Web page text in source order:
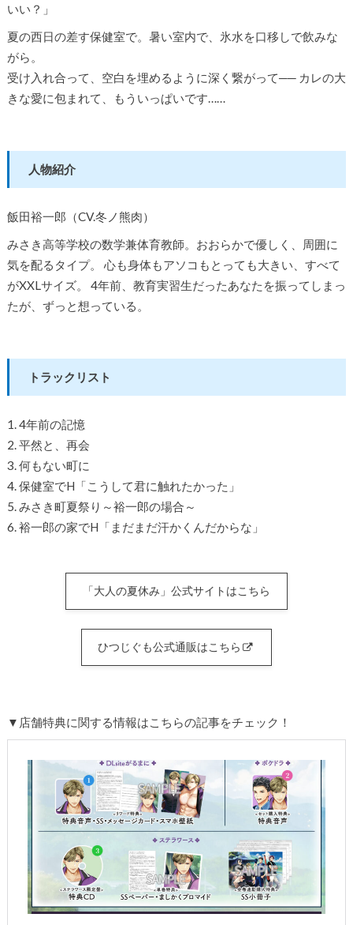
いい？」
夏の西日の差す保健室で。暑い室内で、氷水を口移しで飲みな
がら。
受け入れ合って、空白を埋めるように深く繋がって── カレの大
きな愛に包まれて、もういっぱいです……
人物紹介
飯田裕一郎（CV.冬ノ熊肉）
みさき高等学校の数学兼体育教師。おおらかで優しく、周囲に
気を配るタイプ。 心も身体もアソコもとっても大きい、すべて
がXXLサイズ。 4年前、教育実習生だったあなたを振ってしまっ
たが、ずっと想っている。
トラックリスト
1. 4年前の記憶
2. 平然と、再会
3. 何もない町に
4. 保健室でH「こうして君に触れたかった」
5. みさき町夏祭り～裕一郎の場合～
6. 裕一郎の家でH「まだまだ汗かくんだからな」
「大人の夏休み」公式サイトはこちら
ひつじぐも公式通販はこちら
▼店舗特典に関する情報はこちらの記事をチェック！